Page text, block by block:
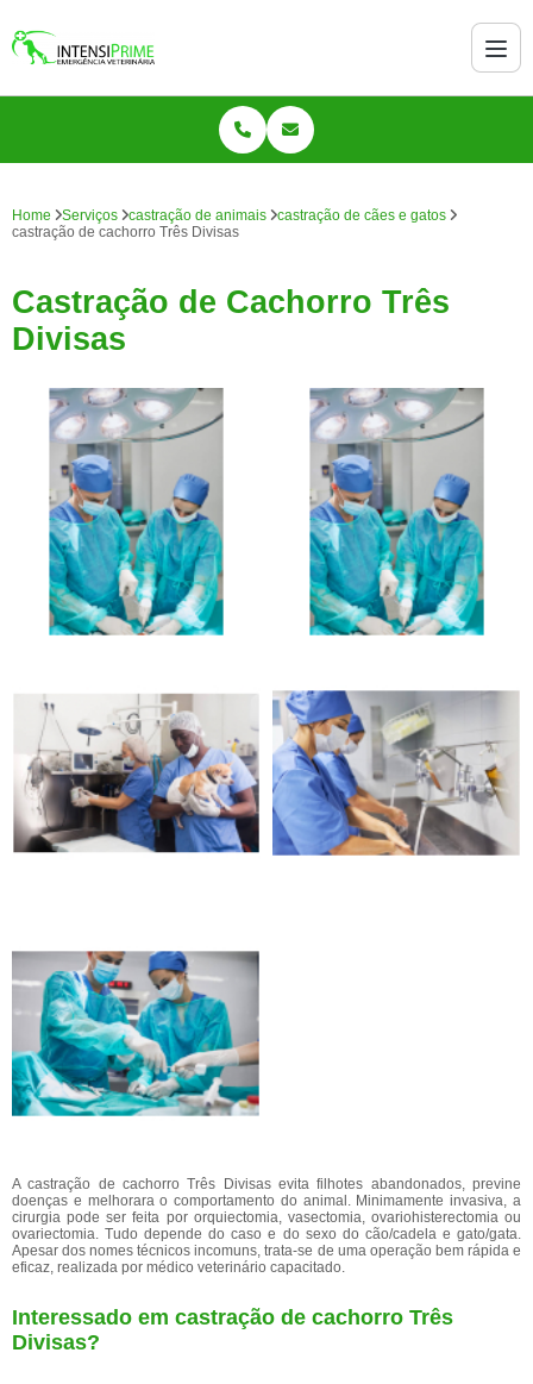
Home Serviços castração de animais
castração de cães e gatos
castração de cachorro Três Divisas
Castração de Cachorro Três
Divisas
A castração de cachorro Três Divisas evita filhotes abandonados, previne
doenças e melhorara o comportamento do animal. Minimamente invasiva, a
cirurgia pode ser feita por orquiectomia, vasectomia, ovariohisterectomia ou
ovariectomia. Tudo depende do caso e do sexo do cão/cadela e gato/gata.
Apesar dos nomes técnicos incomuns, trata-se de uma operação bem rápida e
eficaz, realizada por médico veterinário capacitado.
Interessado em castração de cachorro Três
Divisas?